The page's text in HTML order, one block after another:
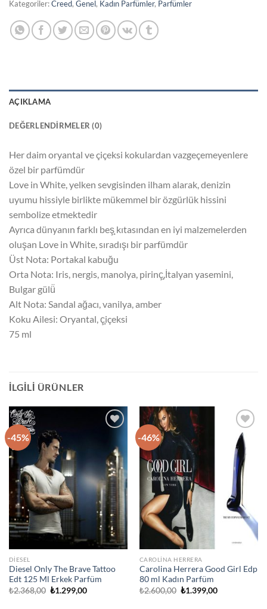
Kategoriler:Creed, Genel, Kadın Parfümler, Parfümler
AÇIKLAMA
DEĞERLENDIRMELER (0)
Her daim oryantal ve çiçeksi kokulardan vazgeçemeyenlere
özel bir parfümdür
Love in White, yelken sevgisinden ilham alarak, denizin
uyumu hissiyle birlikte mükemmel bir özgürlük hissini
sembolize etmektedir
Ayrıca dünyanın farklı beş̧ kıtasından en iyi malzemelerden
oluşan Love in White, sıradışı bir parfümdür
Üst Nota: Portakal kabuğu
Orta Nota: Iris, nergis, manolya, pirinç̧,İtalyan yasemini,
Bulgar gülü̈
Alt Nota: Sandal ağacı, vanilya, amber
Koku Ailesi: Oryantal, ç̧içeksi
75 ml
İLGILI ÜRÜNLER
-45%
Ekle
DIESEL
Diesel Only The Brave Tattoo
Edt 125 Ml Erkek Parfüm
₺2.368,00 Orijinal
₺1.299,00Şu
-46%
İstek
Listeme
Ekle
CAROLINA HERRERA
Carolina Herrera Good Girl Edp
80 ml Kadın Parfüm
₺2.600,00 Orijinal
₺1.399,00Şu